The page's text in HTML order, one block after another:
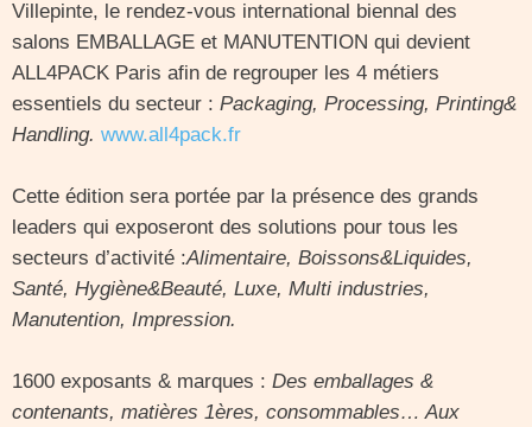
Villepinte, le rendez-vous international biennal des
salons EMBALLAGE et MANUTENTION qui devient
ALL4PACK Paris afin de regrouper les 4 métiers
essentiels du secteur : Packaging, Processing, Printing&
Handling. www.all4pack.fr
Cette édition sera portée par la présence des grands
leaders qui exposeront des solutions pour tous les
secteurs d’activité :Alimentaire, Boissons&Liquides,
Santé, Hygiène&Beauté, Luxe, Multi industries,
Manutention, Impression.
1600 exposants & marques : Des emballages &
contenants, matières 1ères, consommables… Aux